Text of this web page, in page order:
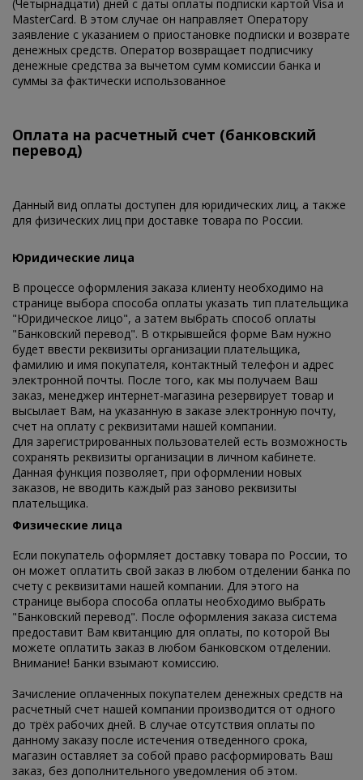
(Четырнадцати) дней с даты оплаты подписки картой Visa и
MasterCard. В этом случае он направляет Оператору
заявление с указанием о приостановке подписки и возврате
денежных средств. Оператор возвращает подписчику
денежные средства за вычетом сумм комиссии банка и
суммы за фактически использованное
Оплата на расчетный счет (банковский
перевод)
Данный вид оплаты доступен для юридических лиц, а также
для физических лиц при доставке товара по России.
Юридические лица
В процессе оформления заказа клиенту необходимо на
странице выбора способа оплаты указать тип плательщика
"Юридическое лицо", а затем выбрать способ оплаты
"Банковский перевод". В открывшейся форме Вам нужно
будет ввести реквизиты организации плательщика,
фамилию и имя покупателя, контактный телефон и адрес
электронной почты. После того, как мы получаем Ваш
заказ, менеджер интернет-магазина резервирует товар и
высылает Вам, на указанную в заказе электронную почту,
счет на оплату с реквизитами нашей компании.
Для зарегистрированных пользователей есть возможность
сохранять реквизиты организации в личном кабинете.
Данная функция позволяет, при оформлении новых
заказов, не вводить каждый раз заново реквизиты
плательщика.
Физические лица
Если покупатель оформляет доставку товара по России, то
он может оплатить свой заказ в любом отделении банка по
счету с реквизитами нашей компании. Для этого на
странице выбора способа оплаты необходимо выбрать
"Банковский перевод". После оформления заказа система
предоставит Вам квитанцию для оплаты, по которой Вы
можете оплатить заказ в любом банковском отделении.
Внимание! Банки взымают комиссию.
Зачисление оплаченных покупателем денежных средств на
расчетный счет нашей компании производится от одного
до трёх рабочих дней. В случае отсутствия оплаты по
данному заказу после истечения отведенного срока,
магазин оставляет за собой право расформировать Ваш
заказ, без дополнительного уведомления об этом.